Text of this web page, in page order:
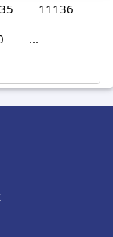
11136
...